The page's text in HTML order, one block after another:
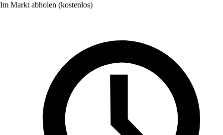
Im Markt abholen (kostenlos)